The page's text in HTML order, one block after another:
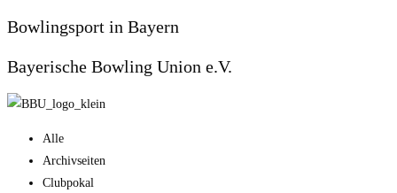
Bowlingsport in Bayern
Bayerische Bowling Union e.V.
Alle
Archivseiten
Clubpokal